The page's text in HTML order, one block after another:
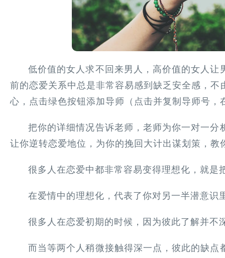
低价值的女人求不回来男人，高价值的女人
前的恋爱关系中总是非常容易感到缺乏安全感，
心，点击绿色按钮添加导师（点击并复制导师号，
把你的详细情况告诉老师，老师为你一对一
让你逆转恋爱地位，为你的挽回大计出谋划策，
很多人在恋爱中都非常容易变得理想化，就是
在爱情中的理想化，代表了你对另一半潜意识
很多人在恋爱初期的时候，因为彼此了解并
而当等两个人稍微接触得深一点，彼此的缺